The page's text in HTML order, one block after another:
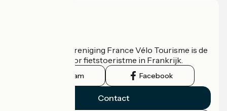
De nationale vereniging France Vélo Tourisme is de
officiële gids voor fietstoeristme in Frankrijk.
Instagram Facebook
Contact